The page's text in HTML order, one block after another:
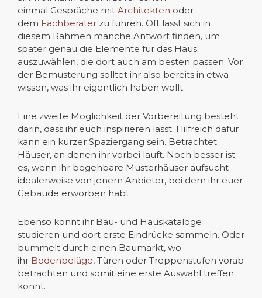
einmal Gespräche mit Architekten oder
dem Fachberater zu führen. Oft lässt sich in
diesem Rahmen manche Antwort finden, um
später genau die Elemente für das Haus
auszuwählen, die dort auch am besten passen. Vor
der Bemusterung solltet ihr also bereits in etwa
wissen, was ihr eigentlich haben wollt.
Eine zweite Möglichkeit der Vorbereitung besteht
darin, dass ihr euch inspirieren lasst. Hilfreich dafür
kann ein kurzer Spaziergang sein. Betrachtet
Häuser, an denen ihr vorbei lauft. Noch besser ist
es, wenn ihr begehbare Musterhäuser aufsucht –
idealerweise von jenem Anbieter, bei dem ihr euer
Gebäude erworben habt.
Ebenso könnt ihr Bau- und Hauskataloge
studieren und dort erste Eindrücke sammeln. Oder
bummelt durch einen Baumarkt, wo
ihr Bodenbeläge, Türen oder Treppenstufen vorab
betrachten und somit eine erste Auswahl treffen
könnt.